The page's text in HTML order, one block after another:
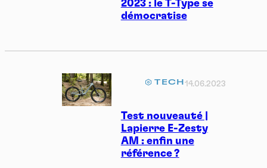
2023 : le T-Type se
démocratise
Test nouveauté |
Lapierre E-Zesty
AM : enfin une
référence ?
TECH14.06.2023